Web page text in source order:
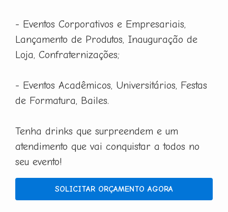
- Eventos Corporativos e Empresariais,
Lançamento de Produtos, Inauguração de
Loja, Confraternizações;
- Eventos Acadêmicos, Universitários, Festas
de Formatura, Bailes.
Tenha drinks que surpreendem e um
atendimento que vai conquistar a todos no
seu evento!
SOLICITAR ORÇAMENTO AGORA